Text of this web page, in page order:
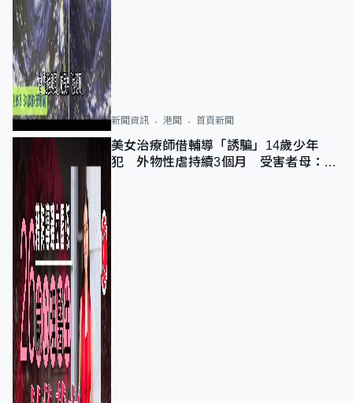
新聞資訊 港聞 首頁新聞
美女治療師借輔導「誘騙」14歲少年
犯 外物性虐持續3個月 受害者母：要